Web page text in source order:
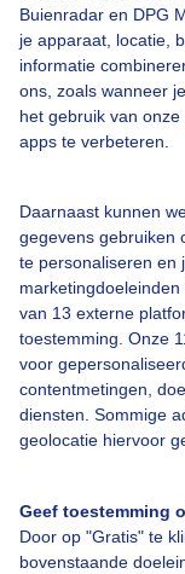
Buienradar en DPG
je apparaat, locatie,
informatie
ons, zoals wanneer
het gebruik van
apps te verbeteren.
Daarnaast kunnen
gegevens gebruiken
te personaliseren en
van 13 externe
toestemming. Onze
voor
contentmetingen,
diensten. Sommige
geolocatie hiervoor
Geef toestemming
Door op "Gratis" te
bovenstaande
Over
Bedrijfsgegevens
Veelgestelde
Contact
Adverteren